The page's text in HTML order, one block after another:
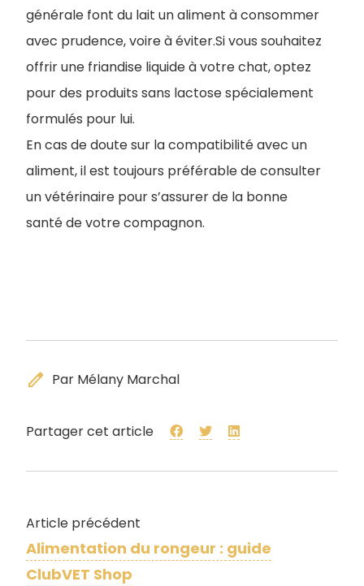
générale font du lait un aliment à consommer
avec prudence, voire à éviter.Si vous souhaitez
offrir une friandise liquide à votre chat, optez
pour des produits sans lactose spécialement
formulés pour lui.
En cas de doute sur la compatibilité avec un
aliment, il est toujours préférable de consulter
un vétérinaire pour s’assurer de la bonne
santé de votre compagnon.
edit Par Mélany Marchal
Partager cet article
Article précédent
Alimentation du rongeur : guide
ClubVET Shop